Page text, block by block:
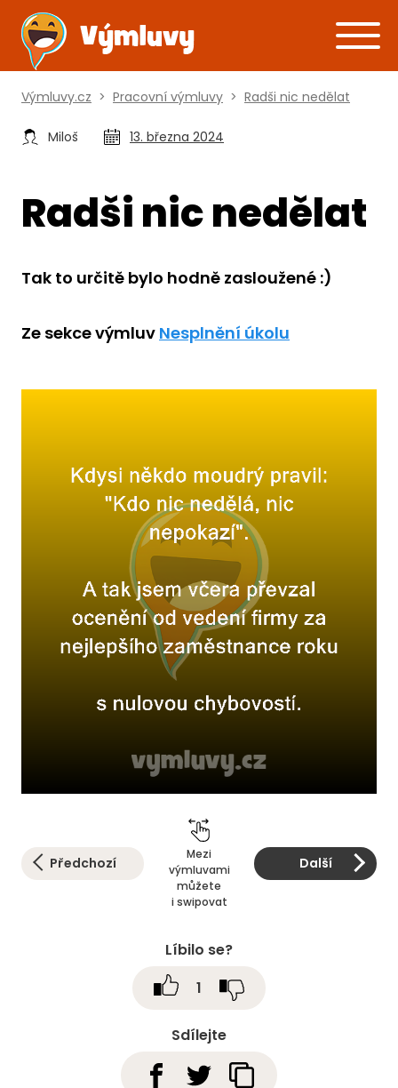
Výmluvy.cz > Pracovní výmluvy > Radši nic nedělat
Miloš 13. března 2024
Radši nic nedělat
Tak to určitě bylo hodně zasloužené :)
Ze sekce výmluv Nesplnění úkolu
Předchozí
Mezi
výmluvami
můžete
i swipovat
Další
Sdílejte
Líbilo se?
1